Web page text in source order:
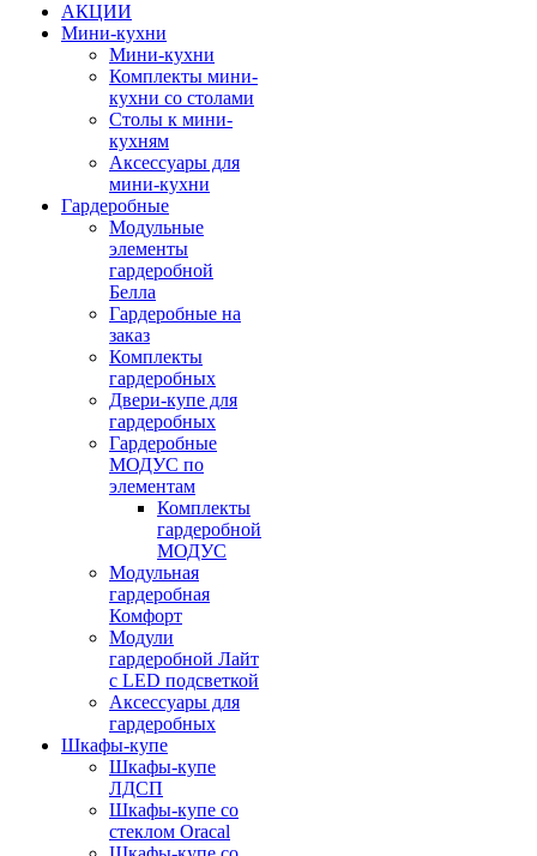
АКЦИИ
Мини-кухни
Мини-кухни
Комплекты мини-
кухни со столами
Столы к мини-
кухням
Аксессуары для
мини-кухни
Гардеробные
Модульные
элементы
гардеробной
Белла
Гардеробные на
заказ
Комплекты
гардеробных
Двери-купе для
гардеробных
Гардеробные
МОДУС по
элементам
Комплекты
гардеробной
МОДУС
Модульная
гардеробная
Комфорт
Модули
гардеробной Лайт
с LED подсветкой
Аксессуары для
гардеробных
Шкафы-купе
Шкафы-купе
ЛДСП
Шкафы-купе со
стеклом Oracal